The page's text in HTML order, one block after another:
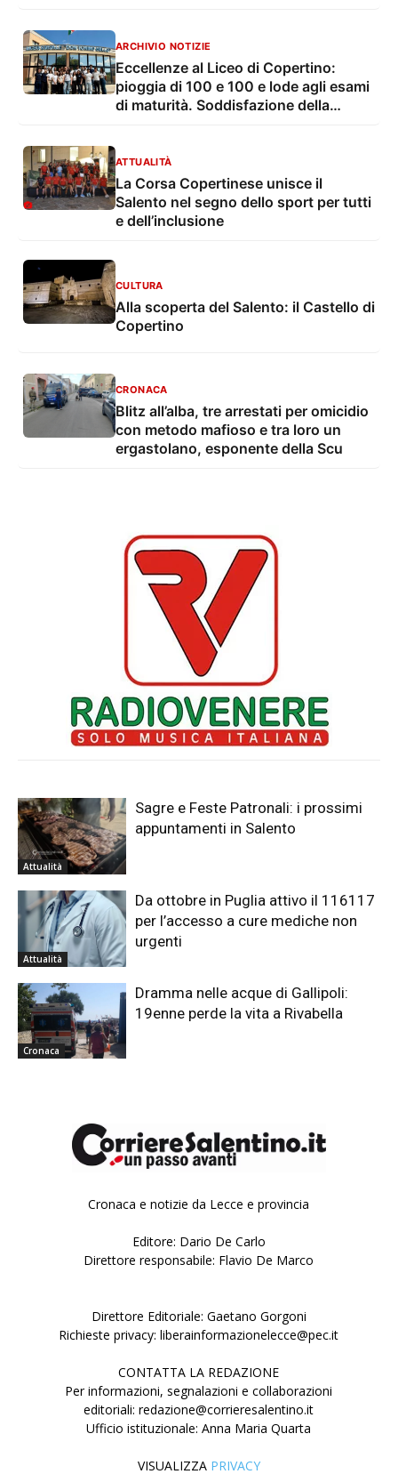
ARCHIVIO NOTIZIE
Eccellenze al Liceo di Copertino:
pioggia di 100 e 100 e lode agli esami
di maturità. Soddisfazione della
ATTUALITÀ
La Corsa Copertinese unisce il
Salento nel segno dello sport per tutti
e dell’inclusione
CULTURA
Alla scoperta del Salento: il Castello di
Copertino
CRONACA
Blitz all’alba, tre arrestati per omicidio
con metodo mafioso e tra loro un
ergastolano, esponente della Scu
Attualità
Sagre e Feste Patronali: i prossimi
appuntamenti in Salento
Attualità
Da ottobre in Puglia attivo il 116117
per l’accesso a cure mediche non
urgenti
Cronaca
Dramma nelle acque di Gallipoli:
19enne perde la vita a Rivabella
Cronaca e notizie da Lecce e provincia
Editore: Dario De Carlo
Direttore responsabile: Flavio De Marco
Direttore Editoriale: Gaetano Gorgoni
Richieste privacy: liberainformazionelecce@pec.it
CONTATTA LA REDAZIONE
Per informazioni, segnalazioni e collaborazioni
editoriali: redazione@corrieresalentino.it
Ufficio istituzionale: Anna Maria Quarta
VISUALIZZA PRIVACY